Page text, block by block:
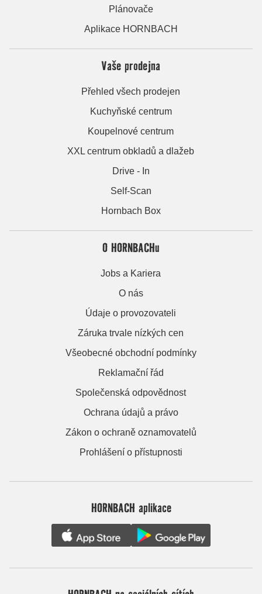
Plánovače
Aplikace HORNBACH
Vaše prodejna
Přehled všech prodejen
Kuchyňské centrum
Koupelnové centrum
XXL centrum obkladů a dlažeb
Drive - In
Self-Scan
Hornbach Box
O HORNBACHu
Jobs a Kariera
O nás
Údaje o provozovateli
Záruka trvale nízkých cen
Všeobecné obchodní podmínky
Reklamační řád
Společenská odpovědnost
Ochrana údajů a právo
Zákon o ochraně oznamovatelů
Prohlášení o přístupnosti
HORNBACH aplikace